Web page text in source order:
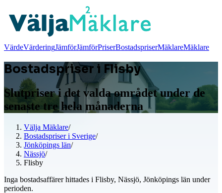
VärdeVärderingJämförJämförPriserBostadspriserMäklareMäklare
Bostadspriser i Flisby
Slutpriser i det valda området under de
senaste tre hela månaderna
Välja Mäklare/
Bostadspriser i Sverige/
Jönköpings län/
Nässjö/
Flisby
Inga bostadsaffärer hittades i Flisby, Nässjö, Jönköpings län under
perioden.